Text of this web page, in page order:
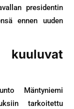
presidentin
ennen uuden
Mäntyniemi
tarkoitettu